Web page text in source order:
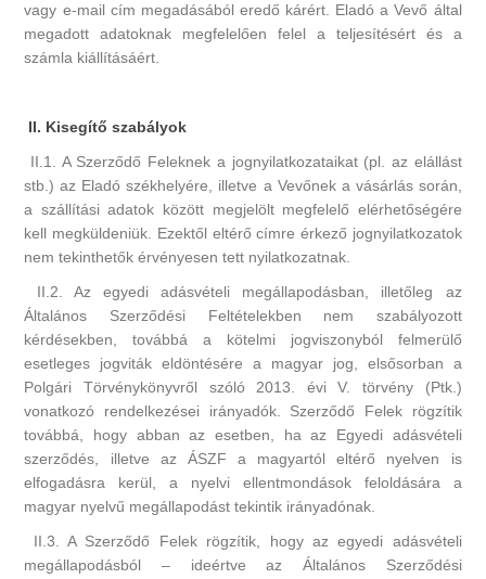
vagy e-mail cím megadásából eredő kárért. Eladó a Vevő által
megadott adatoknak megfelelően felel a teljesítésért és a
számla kiállításáért.
II. Kisegítő szabályok
II.1. A Szerződő Feleknek a jognyilatkozataikat (pl. az elállást
stb.) az Eladó székhelyére, illetve a Vevőnek a vásárlás során,
a szállítási adatok között megjelölt megfelelő elérhetőségére
kell megküldeniük. Ezektől eltérő címre érkező jognyilatkozatok
nem tekinthetők érvényesen tett nyilatkozatnak.
II.2. Az egyedi adásvételi megállapodásban, illetőleg az
Általános Szerződési Feltételekben nem szabályozott
kérdésekben, továbbá a kötelmi jogviszonyból felmerülő
esetleges jogviták eldöntésére a magyar jog, elsősorban a
Polgári Törvénykönyvről szóló 2013. évi V. törvény (Ptk.)
vonatkozó rendelkezései irányadók. Szerződő Felek rögzítik
továbbá, hogy abban az esetben, ha az Egyedi adásvételi
szerződés, illetve az ÁSZF a magyartól eltérő nyelven is
elfogadásra kerül, a nyelvi ellentmondások feloldására a
magyar nyelvű megállapodást tekintik irányadónak.
II.3. A Szerződő Felek rögzítik, hogy az egyedi adásvételi
megállapodásból – ideértve az Általános Szerződési